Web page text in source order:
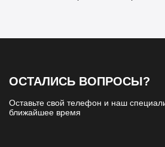
ОСТАЛИСЬ ВОПРОСЫ?
Оставьте свой телефон и наш
ближайшее время